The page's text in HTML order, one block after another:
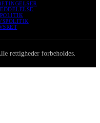
rettigheder forbeholdes.